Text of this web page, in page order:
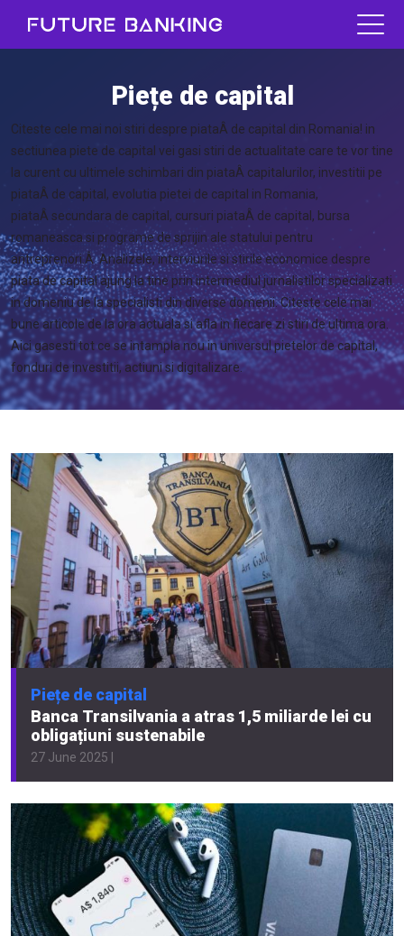
Piețe de capital
Citeste cele mai noi stiri despre piataÂ de capital din Romania! in
sectiunea piete de capital vei gasi stiri de actualitate care te vor tine
la curent cu ultimele schimbari din piataÂ capitalurilor, investitii pe
piataÂ de capital, evolutia pietei de capital in Romania,
piataÂ secundara de capital, cursuri piataÂ de capital, bursa
romaneasca si programe de sprijin ale statului pentru
antreprenori.Â Analizele, interviurile si stirile economice despre
piata de capital ajung la tine prin intermediul jurnalistilor specializati
in domeniu de la specialisti din diverse domenii. Citeste cele mai
bune articole de la ora actuala si afla in fiecare zi stiri de ultima ora.
Aici gasesti tot ce se intampla nou in universul pietelor de capital,
fonduri de investitii, actiuni si digitalizare.
Piețe de capital
Banca Transilvania a atras 1,5 miliarde lei cu
obligațiuni sustenabile
27 June 2025 |